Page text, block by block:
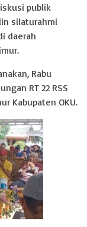
publik
silaturahmi
daerah
Rabu
RT 22 RSS
Kabupaten OKU.